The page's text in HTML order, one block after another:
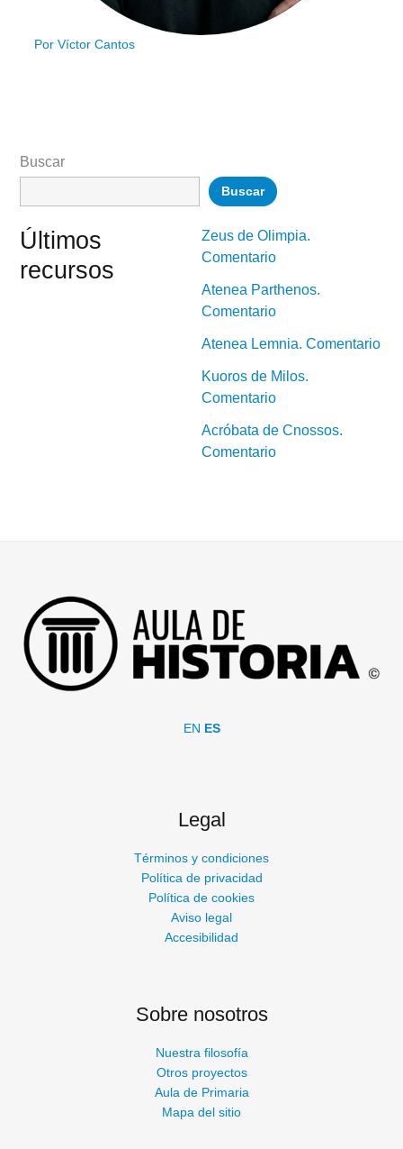
Por Víctor Cantos
Buscar
Buscar
Últimos
recursos
Zeus de Olimpia.
Comentario
Atenea Parthenos.
Comentario
Atenea Lemnia. Comentario
Kuoros de Milos.
Comentario
Acróbata de Cnossos.
Comentario
EN ES
Legal
Términos y condiciones
Política de privacidad
Política de cookies
Aviso legal
Accesibilidad
Sobre nosotros
Nuestra filosofía
Otros proyectos
Aula de Primaria
Mapa del sitio